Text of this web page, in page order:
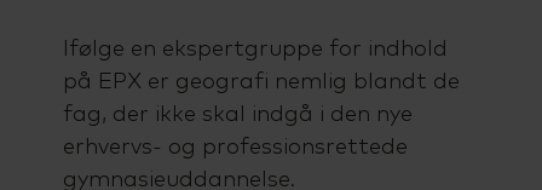
Ifølge en ekspertgruppe for indhold
på EPX er geografi nemlig blandt de
fag, der ikke skal indgå i den nye
erhvervs- og professionsrettede
gymnasieuddannelse.